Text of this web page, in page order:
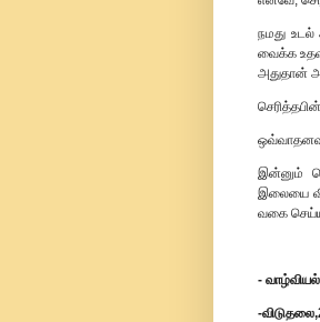
நமது
வைக்க
அதுதான்
இன்னும்
இலையை
வகை
-
-